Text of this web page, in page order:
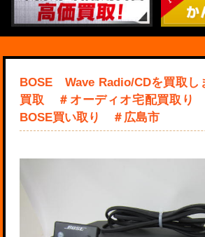
BOSE Wave Radio/CDを買取
買取 ＃オーディオ宅配買取
BOSE買い取り ＃広島市